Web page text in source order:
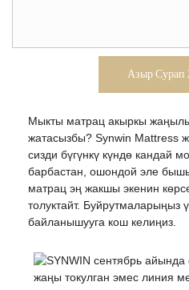
Азыр Сурап
Мыкты матрац акыркы
жатасызбы? Synwin Mattress
сизди бүгүнкү күндө кандай
барбастан, ошондой эле
матрац эң жакшы экенин
толуктайт. Буйрутмаларыңыз
байланышууга кош келиңиз.